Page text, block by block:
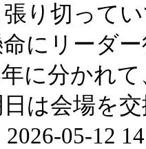
り切って
にリーダ
に分かれ
は会場を
2026-05-12